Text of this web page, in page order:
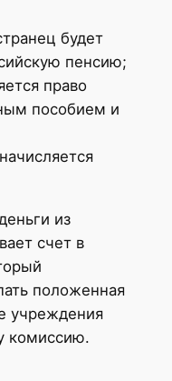
будет
пенсию;
право
пособием и
из
счет в
положенная
учреждения
комиссию.